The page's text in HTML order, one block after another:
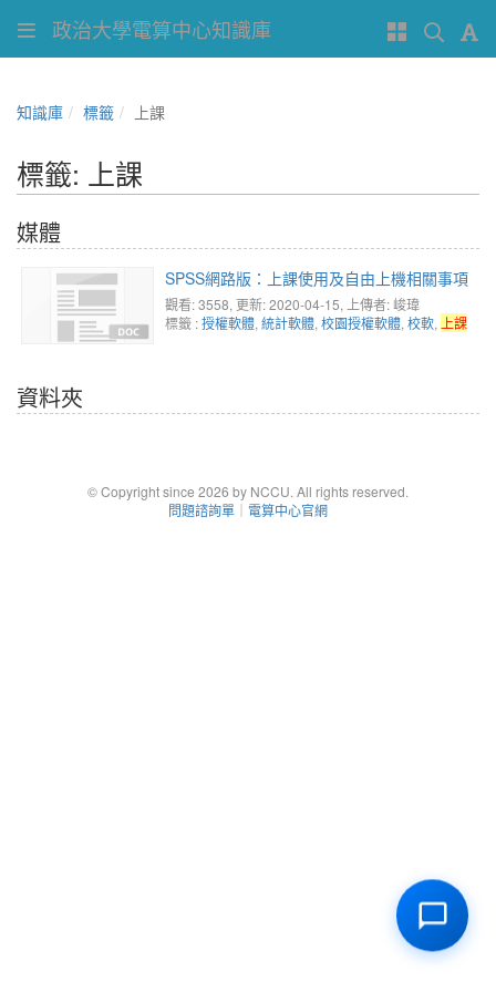
政治大學電算中心知識庫
知識庫 標籤 上課
標籤: 上課
媒體
SPSS網路版：上課使用及自由上機相關事項
觀看: 3558, 更新: 2020-04-15, 上傳者: 峻瑋
標籤 :授權軟體, 統計軟體, 校園授權軟體, 校軟, 上課
資料夾
© Copyright since 2026 by NCCU. All rights reserved.
問題諮詢單 ｜ 電算中心官網